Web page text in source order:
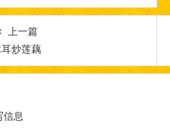
上一篇
炒莲藕
信息